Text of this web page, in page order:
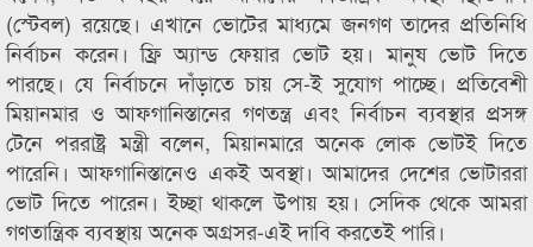
(স্টেবল) রয়েছে। এখানে ভোটের মাধ্যমে জনগণ তাদের প্রতিনিধি
নির্বাচন করেন। ফ্রি অ্যান্ড ফেয়ার ভোট হয়। মানুষ ভোট দিতে
পারছে। যে নির্বাচনে দাঁড়াতে চায় সে-ই সুযোগ পাচ্ছে। প্রতিবেশী
মিয়ানমার ও আফগানিস্তানের গণতন্ত্র এবং নির্বাচন ব্যবস্থার প্রসঙ্গ
টেনে পররাষ্ট্র মন্ত্রী বলেন, মিয়ানমারে অনেক লোক ভোটই দিতে
পারেনি। আফগানিস্তানেও একই অবস্থা। আমাদের দেশের ভোটাররা
ভোট দিতে পারেন। ইচ্ছা থাকলে উপায় হয়। সেদিক থেকে আমরা
গণতান্ত্রিক ব্যবস্থায় অনেক অগ্রসর-এই দাবি করতেই পারি।